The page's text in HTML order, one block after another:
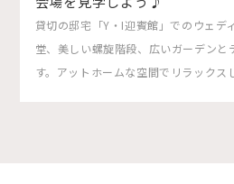
貸切の邸宅「Y・I迎賓館」でのウェデ
堂、美しい螺旋階段、広いガーデンと
す。アットホームな空間でリラックス